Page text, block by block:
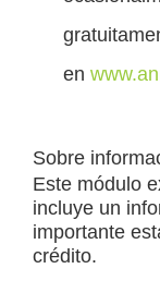
en
Sobre
Este módulo
incluye un
importante
crédito.